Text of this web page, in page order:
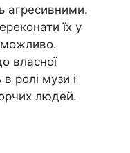
агpeсивними.
їх у
власної
ролі музи і
людей.